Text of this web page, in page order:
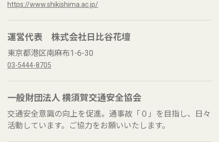
https://www.shikishima.ac.jp/
運営代表 株式会社日比谷花壇
東京都港区南麻布1-6-30
03-5444-8705
一般財団法人 横須賀交通安全協会
交通安全意識の向上を促進。通事故「０」を目指し、日々
活動しています。ご協力をお願いいたします。